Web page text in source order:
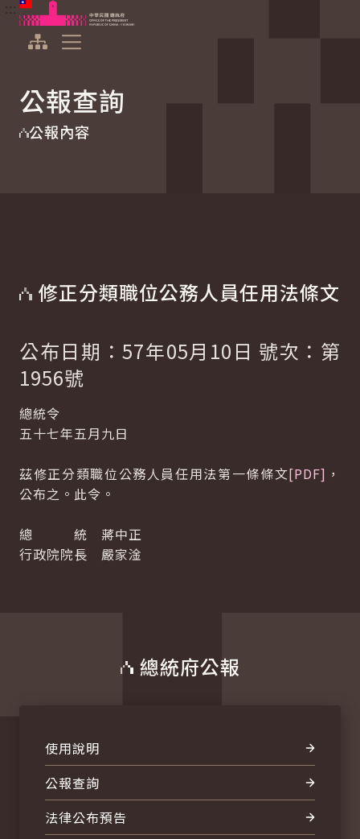
跳到主要內容
中華民國總統府
公報查詢
公報內容
修正分類職位公務人員任用法條文
公布日期：57年05月10日 號次：第
1956號
總統令
五十七年五月九日
茲修正分類職位公務人員任用法第一條條文[PDF] ，
公布之。此令。
總 統 蔣中正
行政院院長 嚴家淦
總統府公報
使用說明
公報查詢
法律公布預告